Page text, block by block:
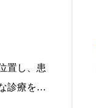
置し、患
診療をモ